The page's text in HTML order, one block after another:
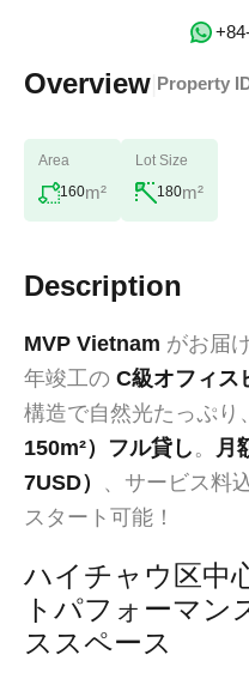
Overview Property
Area
160m²
Lot Size
180m²
Description
MVP Vietnam がお届
年竣工の C級オフィス
構造で自然光たっぷり、
150m²）フル貸し 。
月
7USD） 、サービス料
スタート可能！
ハイチャウ区中
トパフォーマン
ススペース